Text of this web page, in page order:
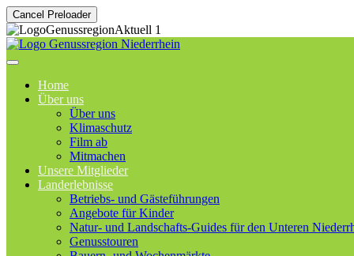
Cancel Preloader
Home
Über uns
Über uns
Klimaschutz
Film ab
Mitmachen
Unsere Mitglieder
Landerlebnisse
Betriebs- und Gästeführungen
Angebote für Kinder
Natur- und Landschafts-Guides für den Unteren
Genusstouren